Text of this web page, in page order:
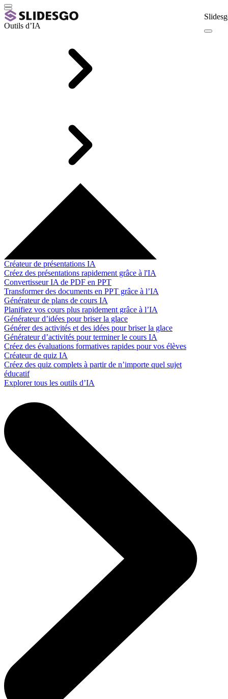
Outils d’IA
Créateur de présentations IA
Créez des présentations rapidement grâce à l'IA
Convertisseur IA de PDF en PPT
Transformer des documents en PPT grâce à l’IA
Générateur de plans de cours IA
Planifiez vos cours plus rapidement grâce à l’IA
Générateur d’idées pour briser la glace
Générer des activités et des idées pour briser la glace
Générateur d’activités pour terminer le cours IA
Créez des évaluations formatives rapides pour vos élèves
Créateur de quiz IA
Créez des quiz complets à partir de n’importe quel sujet
éducatif
Explorer tous les outils d’IA